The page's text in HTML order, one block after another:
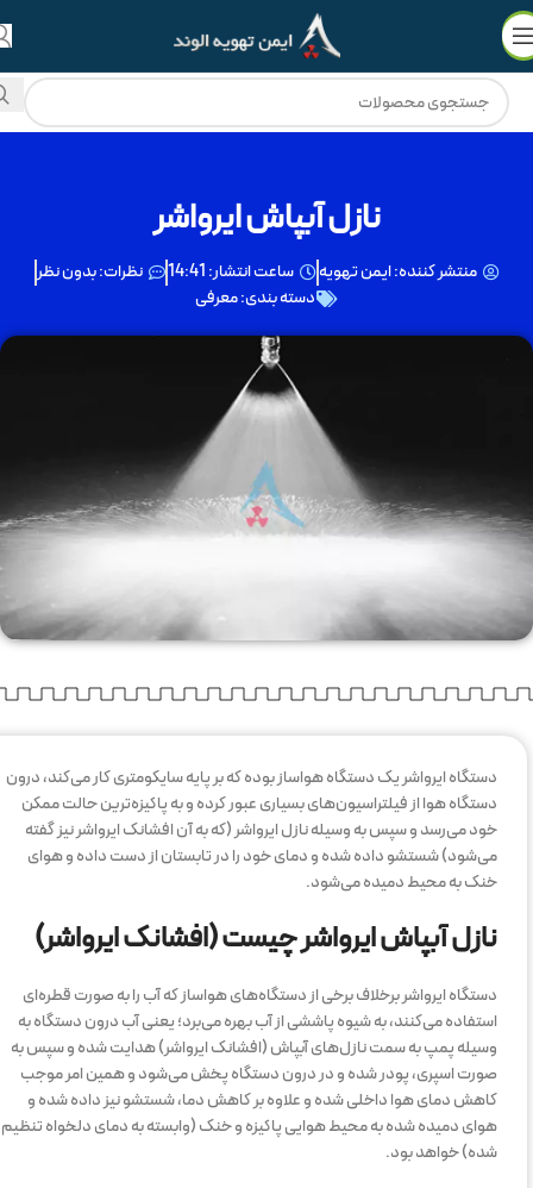
نازل آبپاش ایرواشر
منتشر کننده:ایمن تهویه ساعت انتشار:14:41 نظرات:بدون نظر
دسته بندی:معرفی
دستگاه ایرواشر یک دستگاه هواساز بوده که بر پایه سایکومتری کار می‌کند، درون
دستگاه هوا از فیلتراسیون‌های بسیاری عبور کرده و به پاکیزه‌ترین حالت ممکن
خود می‌رسد و سپس به وسیله نازل ایرواشر (که به آن افشانک ایرواشر نیز گفته
می‌شود) شستشو داده شده و دمای خود را در تابستان از دست داده و هوای
خنک به محیط دمیده می‌شود.
نازل آبپاش ایرواشر چیست (افشانک ایرواشر)
دستگاه ایرواشر برخلاف برخی از دستگاه‌های هواساز که آب را به صورت قطره‌ای
استفاده می‌کنند، به شیوه پاششی از آب بهره می‌برد؛ یعنی آب درون دستگاه به
وسیله پمپ به سمت نازل‌های آبپاش (افشانک ایرواشر) هدایت شده و سپس به
صورت اسپری، پودر شده و در درون دستگاه پخش می‌شود و همین امر موجب
کاهش دمای هوا داخلی شده و علاوه بر کاهش دما، شستشو نیز داده شده و
هوای دمیده شده به محیط هوایی پاکیزه و خنک (وابسته به دمای دلخواه تنظیم
شده) خواهد بود.
🔥فروش ویژه با